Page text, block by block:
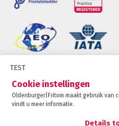
TEST
Cookie instellingen
Oldenburger|Fritom maakt gebruik van
vindt u meer informatie.
Details
Oldenburger|Fritom is
Group